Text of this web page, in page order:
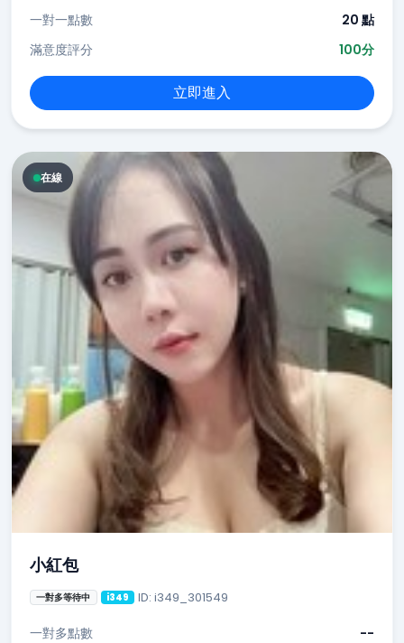
一對一點數
20 點
滿意度評分
100分
立即進入
在線
小紅包
一對多等待中 i349 ID: i349_301549
一對多點數
--